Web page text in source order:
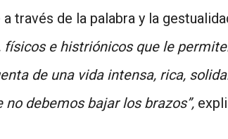
través de la palabra y la
e histriónicos que le
de una vida intensa, rica,
debemos bajar los brazos”,